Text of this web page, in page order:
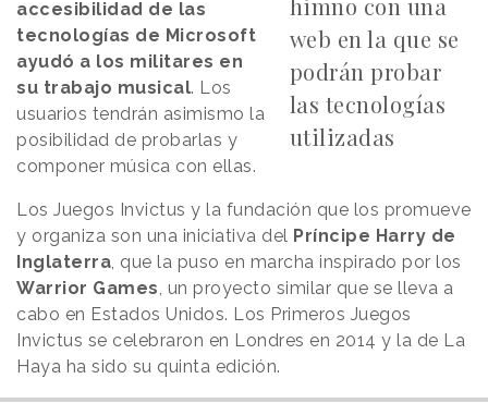
himno con una
web en la que se
podrán probar
las tecnologías
utilizadas
accesibilidad de las
tecnologías de Microsoft
ayudó a los militares en
su trabajo musical. Los
usuarios tendrán asimismo la
posibilidad de probarlas y
componer música con ellas.
Los Juegos Invictus y la fundación que los promueve
y organiza son una iniciativa del Príncipe Harry de
Inglaterra, que la puso en marcha inspirado por los
Warrior Games, un proyecto similar que se lleva a
cabo en Estados Unidos. Los Primeros Juegos
Invictus se celebraron en Londres en 2014 y la de La
Haya ha sido su quinta edición.